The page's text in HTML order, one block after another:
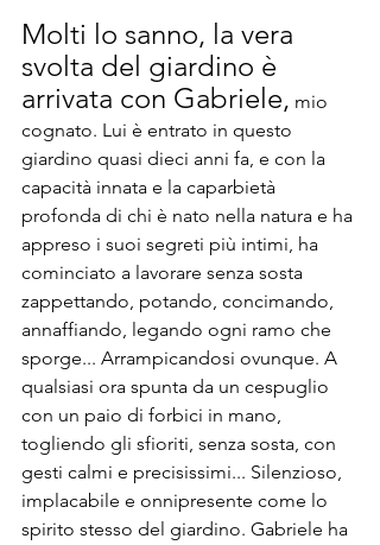
Molti lo sanno, la vera
svolta del giardino è
arrivata con Gabriele, mio
cognato. Lui è entrato in questo
giardino quasi dieci anni fa, e con la
capacità innata e la caparbietà
profonda di chi è nato nella natura e ha
appreso i suoi segreti più intimi, ha
cominciato a lavorare senza sosta
zappettando, potando, concimando,
annaffiando, legando ogni ramo che
sporge... Arrampicandosi ovunque. A
qualsiasi ora spunta da un cespuglio
con un paio di forbici in mano,
togliendo gli sfioriti, senza sosta, con
gesti calmi e precisissimi... Silenzioso,
implacabile e onnipresente come lo
spirito stesso del giardino. Gabriele ha